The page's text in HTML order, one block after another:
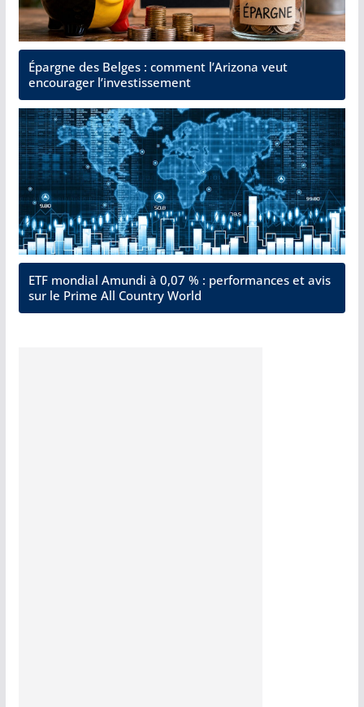
Épargne des Belges : comment l’Arizona veut
encourager l’investissement
ETF mondial Amundi à 0,07 % : performances et avis
sur le Prime All Country World